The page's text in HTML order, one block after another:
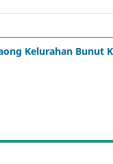
Kelurahan Bunut